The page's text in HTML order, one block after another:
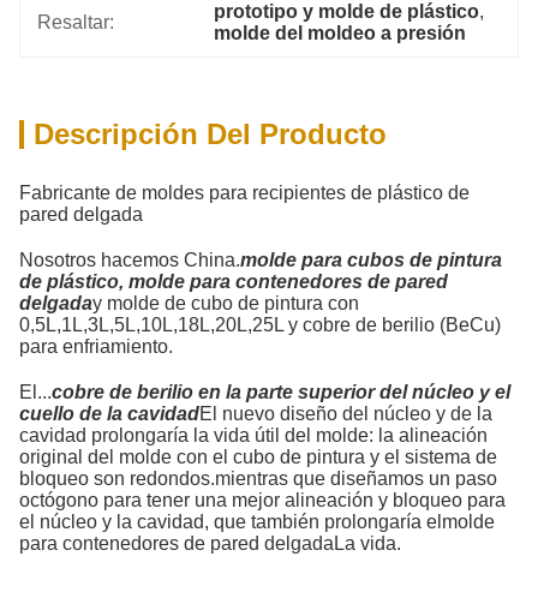
Resaltar:
prototipo y molde de plástico,
molde del moldeo a presión
Descripción Del Producto
Fabricante de moldes para recipientes de plástico de
pared delgada
Nosotros hacemos China.molde para cubos de pintura
de plástico, molde para contenedores de pared
delgaday molde de cubo de pintura con
0,5L,1L,3L,5L,10L,18L,20L,25L y cobre de berilio (BeCu)
para enfriamiento.
El...cobre de berilio en la parte superior del núcleo y el
cuello de la cavidadEl nuevo diseño del núcleo y de la
cavidad prolongaría la vida útil del molde: la alineación
original del molde con el cubo de pintura y el sistema de
bloqueo son redondos.mientras que diseñamos un paso
octógono para tener una mejor alineación y bloqueo para
el núcleo y la cavidad, que también prolongaría el molde
para contenedores de pared delgada La vida.